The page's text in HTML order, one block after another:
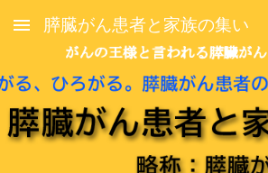
Skip to main content
膵臓がん患者と家族の集い